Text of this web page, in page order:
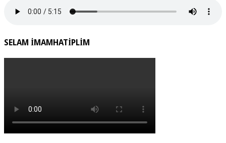
SELAM İMAMHATİPLİM